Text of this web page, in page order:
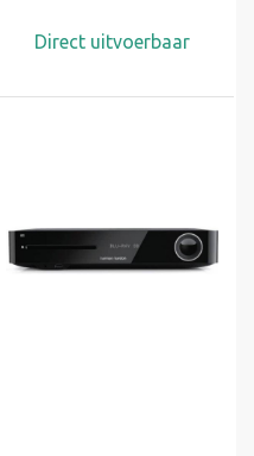
Direct uitvoerbaar